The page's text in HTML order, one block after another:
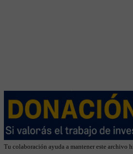
Tu colaboración ayuda a mantener este archivo